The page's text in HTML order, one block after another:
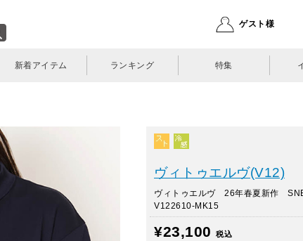
ゲスト様
新着アイテム ランキング 特集
ヴィトゥエルヴ(V12)
ヴィトゥエルヴ 26年春夏新作
V122610-MK15
¥23,100
税込